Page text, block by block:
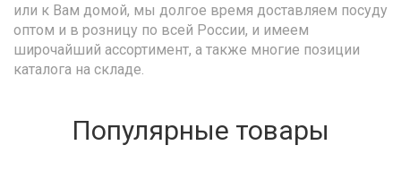
или к Вам домой, мы долгое время доставляем посуду
оптом и в розницу по всей России, и имеем
широчайший ассортимент, а также многие позиции
каталога на складе.
Популярные товары